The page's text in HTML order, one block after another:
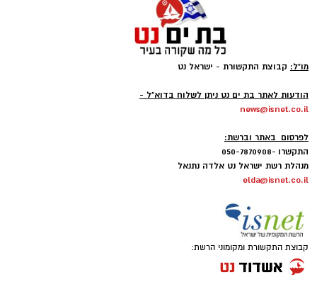
מו"ל: קבוצת התקשורת - ישראל נט
הודעות לאתר בת ים נט ניתן לשלוח בדוא"ל -
news@isnet.co.il
לפרסום באתר וברשת:
התקשרו -050-7870908
מנהלת רשת ישראל נט אלדה נתנאל
elda@isnet.co.il
קבוצת התקשורת ומקומוני הרשת: